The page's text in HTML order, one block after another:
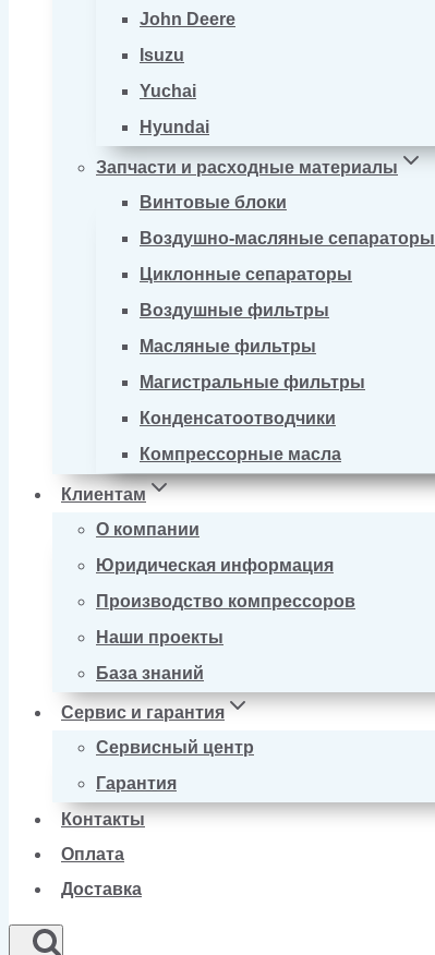
John Deere
Isuzu
Yuchai
Hyundai
Запчасти и расходные материалы
Винтовые блоки
Воздушно-масляные сепараторы
Циклонные сепараторы
Воздушные фильтры
Масляные фильтры
Магистральные фильтры
Конденсатоотводчики
Компрессорные масла
Клиентам
О компании
Юридическая информация
Производство компрессоров
Наши проекты
База знаний
Сервис и гарантия
Сервисный центр
Гарантия
Контакты
Оплата
Доставка